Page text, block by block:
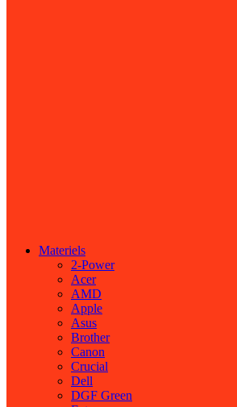
Materiels
2-Power
Acer
AMD
Apple
Asus
Brother
Canon
Crucial
Dell
DGF Green